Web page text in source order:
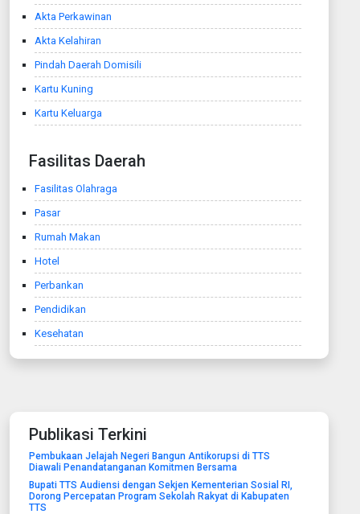
Akta Perkawinan
Akta Kelahiran
Pindah Daerah Domisili
Kartu Kuning
Kartu Keluarga
Fasilitas Daerah
Fasilitas Olahraga
Pasar
Rumah Makan
Hotel
Perbankan
Pendidikan
Kesehatan
Publikasi Terkini
Pembukaan Jelajah Negeri Bangun Antikorupsi di TTS
Diawali Penandatanganan Komitmen Bersama
Bupati TTS Audiensi dengan Sekjen Kementerian Sosial RI,
Dorong Percepatan Program Sekolah Rakyat di Kabupaten
TTS